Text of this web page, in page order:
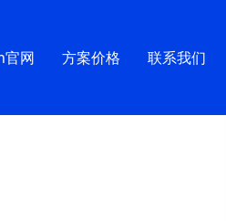
网 方案价格 联系我们